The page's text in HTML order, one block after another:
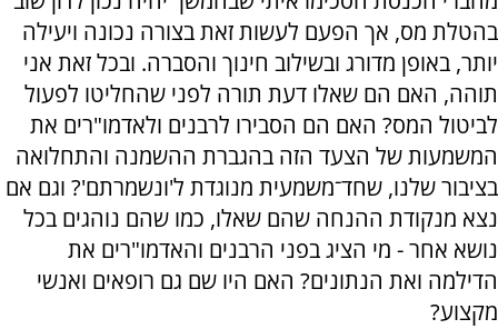
בהטלת מס, אך הפעם לעשות זאת בצורה נכונה ויעילה
יותר, באופן מדורג ובשילוב חינוך והסברה. ובכל זאת אני
תוהה, האם הם שאלו דעת תורה לפני שהחליטו לפעול
לביטול המס? האם הם הסבירו לרבנים ולאדמו"רים את
המשמעות של הצעד הזה בהגברת ההשמנה והתחלואה
בציבור שלנו, שחד־משמעית מנוגדת ל'ונשמרתם'? וגם אם
נצא מנקודת ההנחה שהם שאלו, כמו שהם נוהגים בכל
נושא אחר - מי הציג בפני הרבנים והאדמו"רים את
הדילמה ואת הנתונים? האם היו שם גם רופאים ואנשי
מקצוע?